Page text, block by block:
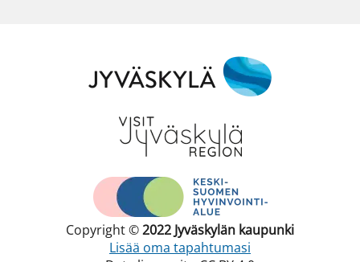
Copyright ©2022 Jyväskylän kaupunki
Lisää oma tapahtumasi